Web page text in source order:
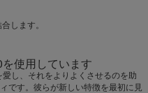
します。
使用しています
し、それをよりよくさせるのを助
です。彼らが新しい特徴を最初に見